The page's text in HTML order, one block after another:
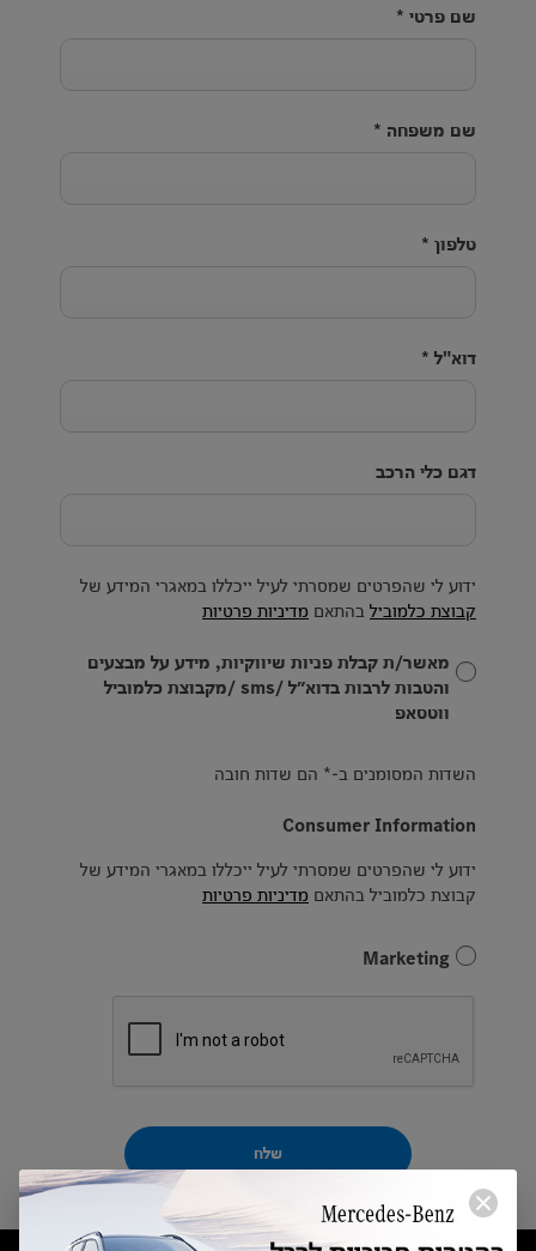
שם פרטי *
שם משפחה *
טלפון *
דוא"ל *
דגם כלי הרכב
ידוע לי שהפרטים שמסרתי לעיל ייכללו במאגרי המידע של
קבוצת כלמוביל בהתאם מדיניות פרטיות
מאשר/ת קבלת פניות שיווקיות, מידע על מבצעים
והטבות לרבות בדוא״ל /sms /מקבוצת כלמוביל
ווטסאפ
השדות המסומנים ב-* הם שדות חובה
Consumer Information
ידוע לי שהפרטים שמסרתי לעיל ייכללו במאגרי המידע של
קבוצת כלמוביל בהתאם מדיניות פרטיות
Marketing
שלח